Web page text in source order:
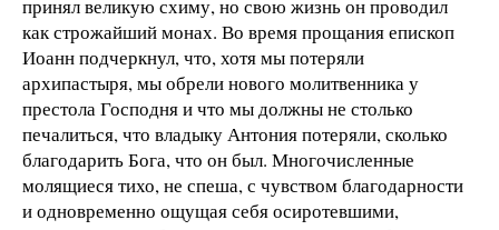
принял великую схиму, но свою жизнь он проводил
как строжайший монах. Во время прощания епископ
Иоанн подчеркнул, что, хотя мы потеряли
архипастыря, мы обрели нового молитвенника у
престола Господня и что мы должны не столько
печалиться, что владыку Антония потеряли, сколько
благодарить Бога, что он был. Многочисленные
молящиеся тихо, не спеша, с чувством благодарности
и одновременно ощущая себя осиротевшими,